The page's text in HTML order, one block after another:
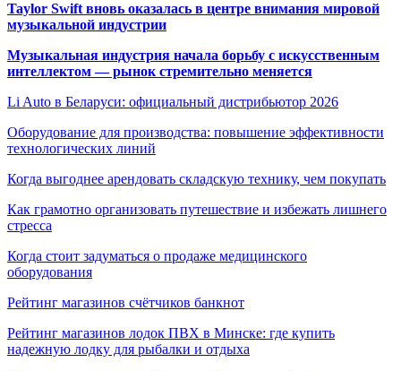
Taylor Swift вновь оказалась в центре внимания мировой
музыкальной индустрии
Музыкальная индустрия начала борьбу с искусственным
интеллектом — рынок стремительно меняется
Li Auto в Беларуси: официальный дистрибьютор 2026
Оборудование для производства: повышение эффективности
технологических линий
Когда выгоднее арендовать складскую технику, чем покупать
Как грамотно организовать путешествие и избежать лишнего
стресса
Когда стоит задуматься о продаже медицинского
оборудования
Рейтинг магазинов счётчиков банкнот
Рейтинг магазинов лодок ПВХ в Минске: где купить
надежную лодку для рыбалки и отдыха